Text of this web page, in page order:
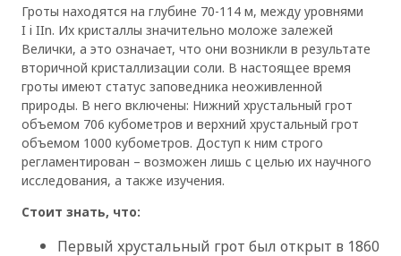
Гроты находятся на глубине 70-114 м, между уровнями
I i IIn. Их кристаллы значительно моложе залежей
Велички, а это означает, что они возникли в результате
вторичной кристаллизации соли. В настоящее время
гроты имеют статус заповедника неоживленной
природы. В него включены: Нижний хрустальный грот
объемом 706 кубометров и верхний хрустальный грот
объемом 1000 кубометров. Доступ к ним строго
регламентирован – возможен лишь с целью их научного
исследования, а также изучения.
Стоит знать, что:
Первый хрустальный грот был открыт в 1860